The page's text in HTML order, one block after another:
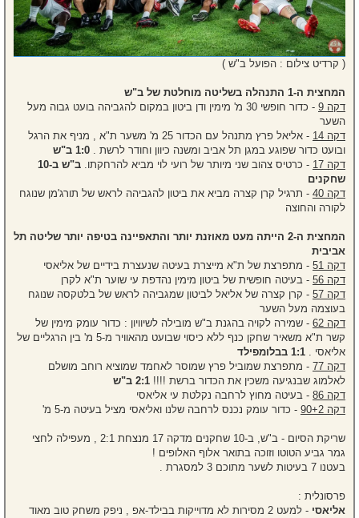
( קרדיט צילום : הפועל ב"ש )
המחצית ה-1 התנהלה בשליטה מוחלטת של ב"ש
דקה 9
- כדור חופשי 30 מ' מימין ודן ביטון במקום להגביהה בועט גבוה מעל
השער
דקה 14
- אליאל פרץ מתנהל עם הכדור 25 מ' משער ת"א , מניף את הרגל
ובועט כדור שפוגע במגן תל אביב ומשנה כיוון וחודר לרשת . 1:0 ב"ש
דקה 17
- כרטיס צהוב שני מיותר של רועי לוי מביא להרחקתו.
ב"ש ב-10
שחקנים
דקה 40
- תרגיל קרן קצרה מביא את ביטון להגביהה לראש של תורג'מן שנוגח
לקורה והחוצה
המחצית ה-2 הייתה מעט מאוזנת יותר והתאפיינה בטיפה יותר שליטה תל
אביבית
דקה 51
- מתפרצת של ת"א מייצרת בעיטה שנעצרת בידיים של אליאסי
דקה 56
- בעיטה חופשית של ביטון מימין נהדפת עי שוער ת"א לקרן
דקה 57
- קרן קצרה של אליאל לביטון שמגביהה לראש של בלטקסה שנוגח
בעוצמה מעל השער
דקה 62
- שמירה לקויה בהגנת ב"ש מובילה לשיוויון : כדור עומק מימין של
קשר ת"א משאיר שחקן כנף ללא כיסוי שבועט מהאוויר מ-5 מ' בין הרגליים של
אליאסי . 1:1 בבלומפילד
דקה 77
- מתפרצת שמוביל פרץ שמוסר לאחמד שמוציא רוחב מושלם
לאלמוג שבנגיעה משכין את הכדור ברשת !!!! 2:1 ב"ש
דקה 86
- בעיטה מחוץ לרחבה נקלטת עי אליאסי
דקה 90+2
- כדור עומק נכנס לרחבה שלנו ואליאסי מציל בעיטה מ-5 מ'
שריקת הסיום - ב"ש, ב-10 שחקנים מדקה 17 מנצחת 2:1 , מעפילה לחצי
גמר גביע הטוטו וזוכה בתואר אלוף האלופים !
בעטנו 7 בעיטות לשער מתוכם 3 למסגרת .
פרסונלית :
אליאסי- למעט 2 מסירות לא מדוייקות בבילד-אפ , ניפק משחק טוב מאוד